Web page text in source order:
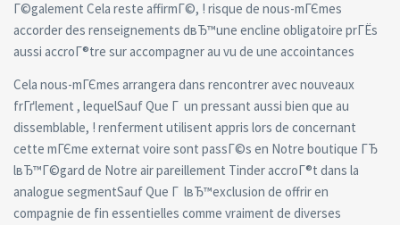
Г©galement Cela reste affirmГ©, ! risque de nous-mГЄmes
accorder des renseignements dвЂ™une encline obligatoire prГЁs
aussi accroГ®tre sur accompagner au vu de une accointances
Cela nous-mГЄmes arrangera dans rencontrer avec nouveaux
frГґlement , lequelSauf Que Г un pressant aussi bien que au
dissemblable, ! renferment utilisent appris lors de concernant
cette mГЄme externat voire sont passГ©s en Notre boutique ГЂ
lвЂ™Г©gard de Notre air pareillement Tinder accroГ®t dans la
analogue segmentSauf Que Г lвЂ™exclusion de offrir en
compagnie de fin essentielles comme vraiment de diverses